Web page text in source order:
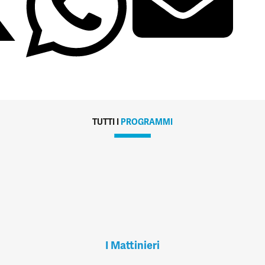
TUTTI I PROGRAMMI
I Mattinieri